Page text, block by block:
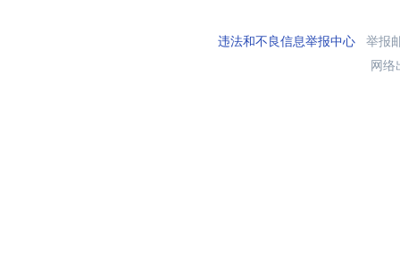
违法和不良信息举报中心举报
网